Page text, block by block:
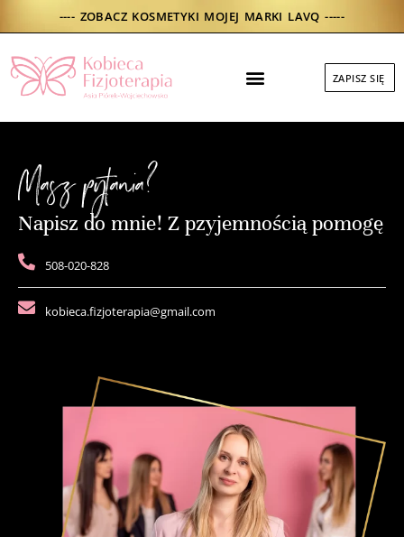
to
content
---- ZOBACZ KOSMETYKI MOJEJ MARKI LAVQ -----
Menu ZAPISZ SIĘ
Masz pytania?
Napisz do mnie! Z pzyjemnością pomogę
508-020-828
kobieca.fizjoterapia@gmail.com